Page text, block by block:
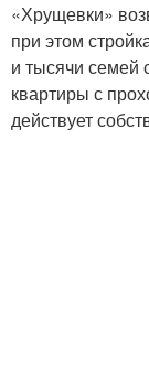
«Хрущевки»
при этом
и тысячи семей
квартиры с
действует